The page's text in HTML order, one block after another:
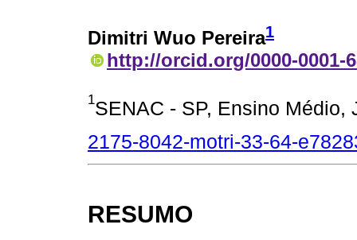
Dimitri Wuo Pereira1
http://orcid.org/0000-0001-
1SENAC - SP, Ensino Médio,
2175-8042-motri-33-64-
RESUMO